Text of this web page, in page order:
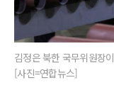
김정은 북한 국무위원장
[사진=연합뉴스]